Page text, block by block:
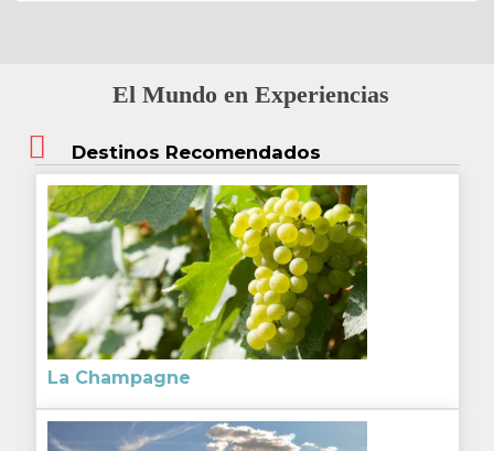
El Mundo en Experiencias
Destinos Recomendados
La Champagne